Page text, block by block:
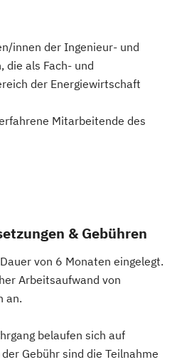
innen der Ingenieur- und
die als Fach- und
der Energiewirtschaft
Mitarbeitende des
& Gebühren
von 6 Monaten eingelegt.
Arbeitsaufwand von
an.
belaufen sich auf
Gebühr sind die Teilnahme